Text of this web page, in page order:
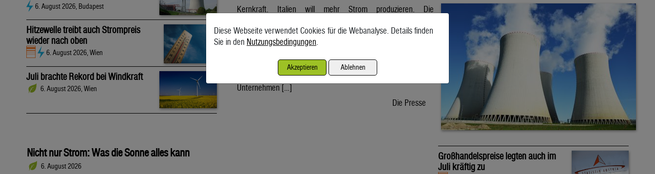
6. August 2026, Budapest
Hitzewelle treibt auch Strompreis
wieder nach oben
6. August 2026, Wien
Juli brachte Rekord bei Windkraft
6. August 2026, Wien
Kernkraft. Italien will mehr Strom produzieren. Die
Unsicherheiten. Italien will zurück zur Atomkraft. Der Senat
wird voraussichtlich nach der Sommerpause einem Gesetz
Dekret verabschieden. Der Weg bis zur Inbetriebnahme eines
ersten Reaktors wäre dann noch lang. Doch viele
Unternehmen […]
Die Presse
Nicht nur Strom: Was die Sonne alles kann
6. August 2026
Großhandelspreise legten auch im
Juli kräftig zu
Diese Webseite verwendet Cookies für die Webanalyse. Details finden
Sie in den Nutzungsbedingungen.
Akzeptieren Ablehnen